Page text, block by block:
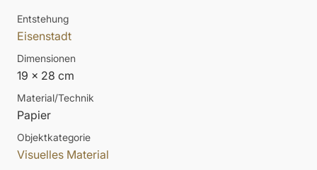
Entstehung
Eisenstadt
Dimensionen
19 x 28 cm
Material/Technik
Papier
Objektkategorie
Visuelles Material